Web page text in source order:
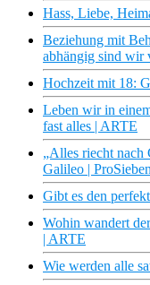
Hass, Liebe,
Beziehung mit
abhängig sind wir
Hochzeit mit 18:
Leben wir in
fast alles | ARTE
„Alles riecht nach
Galileo | ProSieben
Gibt es den
Wohin wandert
| ARTE
Wie werden alle